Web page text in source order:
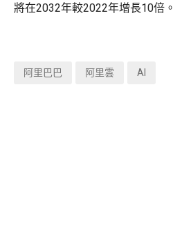
將在2032年較2022年增長10倍。
阿里巴巴 阿里雲 AI